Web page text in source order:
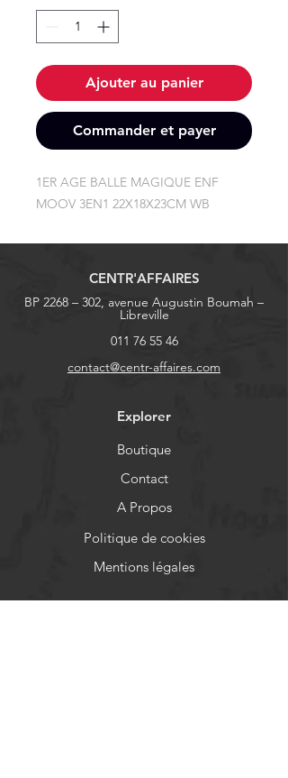
Ajouter au panier
Commander et payer
1ER AGE BALLE MAGIQUE ENF
MOOV 3EN1 22X18X23CM WB
CENTR'AFFAIRES
BP 2268 – 302, avenue Augustin Boumah –
Libreville
011 76 55 46
contact@centr-affaires.com
Explorer
Boutique
Contact
A Propos
Politique de cookies
Mentions légales
Aide